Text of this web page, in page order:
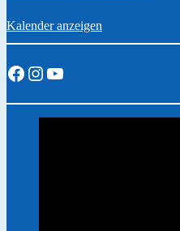
Kalender anzeigen
Facebook
Instagram
YouTube